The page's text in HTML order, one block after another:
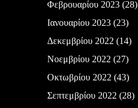
Φεβρουαρίου 2023(28)
Ιανουαρίου 2023(23)
Δεκεμβρίου 2022 (14)
Νοεμβρίου 2022 (27)
Οκτωβρίου 2022 (43)
Σεπτεμβρίου 2022 (28)